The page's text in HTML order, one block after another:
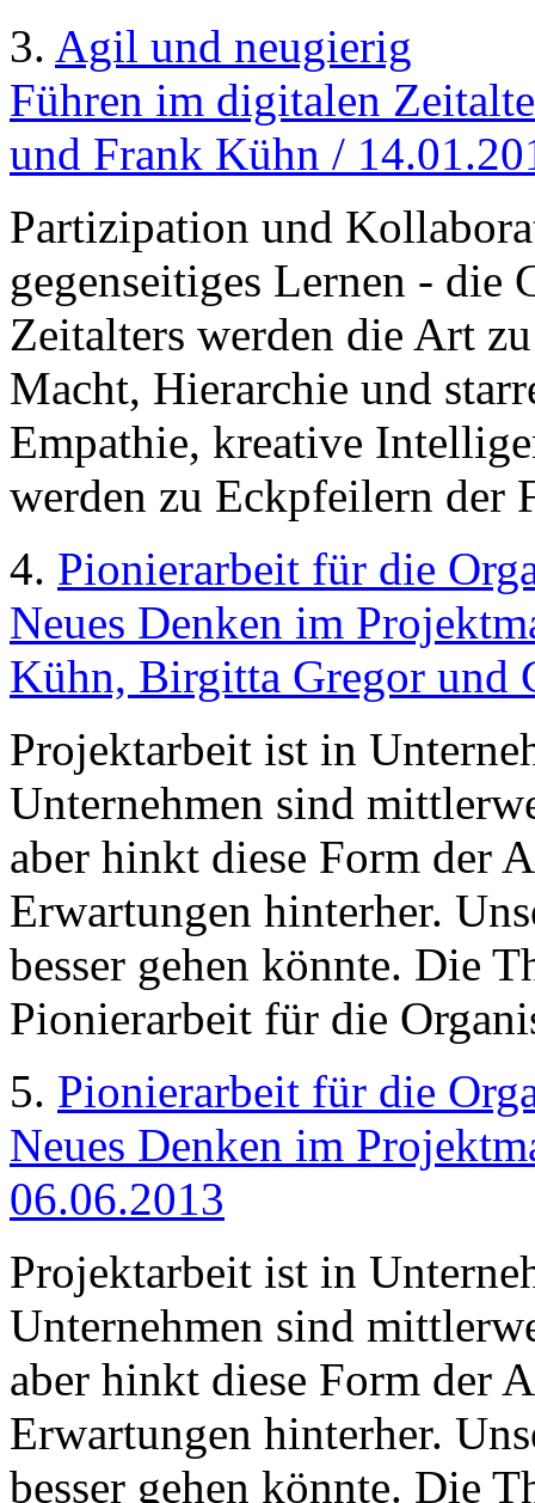
3. Agil und neugierig
Führen im digitalen
und Frank Kühn /
Partizipation und
gegenseitiges Lernen - die
Zeitalters werden die Art
Macht, Hierarchie und
Empathie, kreative
werden zu Eckpfeilern der
4. Pionierarbeit für die
Neues Denken im
Kühn, Birgitta Gregor und
Projektarbeit ist in
Unternehmen sind
aber hinkt diese Form der
Erwartungen hinterher.
besser gehen könnte. Die
Pionierarbeit für die
5. Pionierarbeit für die
Neues Denken im
06.06.2013
Projektarbeit ist in
Unternehmen sind
aber hinkt diese Form der
Erwartungen hinterher.
besser gehen könnte. Die